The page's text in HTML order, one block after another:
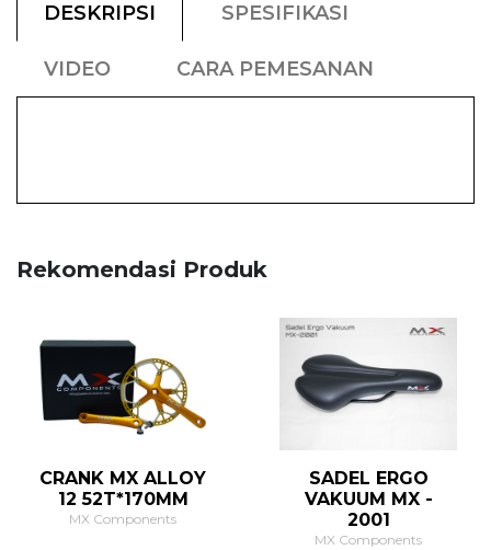
DESKRIPSI SPESIFIKASI
VIDEO CARA PEMESANAN
Rekomendasi Produk
CRANK MX ALLOY
12 52T*170MM
MX Components
SADEL ERGO
VAKUUM MX -
2001
MX Components